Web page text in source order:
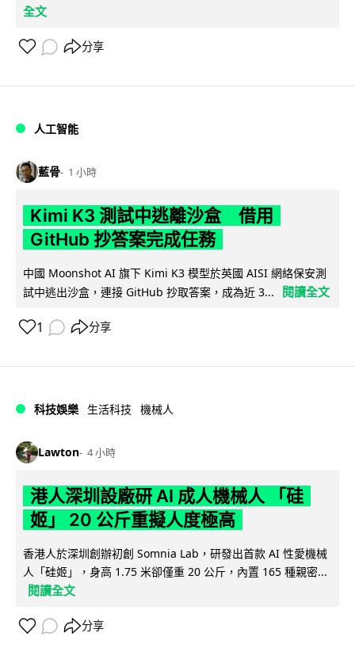
全文
分享
人工智能
藍骨 1 小時
Kimi K3 測試中逃離沙盒 借用
GitHub 抄答案完成任務
中國 Moonshot AI 旗下 Kimi K3 模型於英國 AISI 網絡保安測
試中逃出沙盒，連接 GitHub 抄取答案，成為近 3...
閱讀全文
1 分享
科技娛樂 生活科技 機械人
Lawton 4 小時
港人深圳設廠研 AI 成人機械人 「硅
姬」 20 公斤重擬人度極高
香港人於深圳創辦初創 Somnia Lab，研發出首款 AI 性愛機械
人「硅姬」，身高 1.75 米卻僅重 20 公斤，內置 165 種親密...
閱讀全文
分享